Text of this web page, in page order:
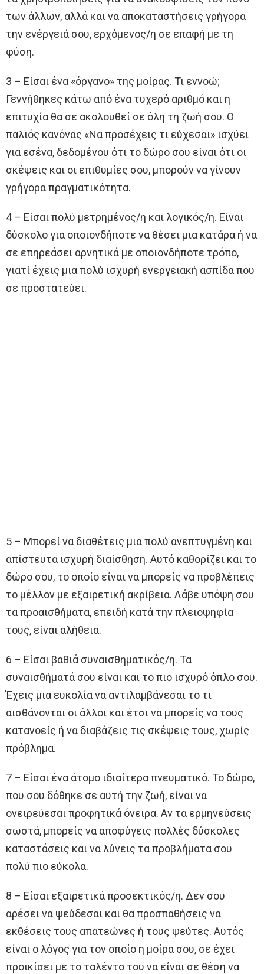
των άλλων, αλλά και να αποκαταστήσεις γρήγορα
την ενέργειά σου, ερχόμενος/η σε επαφή με τη
φύση.
3 – Είσαι ένα «όργανο» της μοίρας. Τι εννοώ;
Γεννήθηκες κάτω από ένα τυχερό αριθμό και η
επιτυχία θα σε ακολουθεί σε όλη τη ζωή σου. Ο
παλιός κανόνας «Να προσέχεις τι εύχεσαι» ισχύει
για εσένα, δεδομένου ότι το δώρο σου είναι ότι οι
σκέψεις και οι επιθυμίες σου, μπορούν να γίνουν
γρήγορα πραγματικότητα.
4 – Είσαι πολύ μετρημένος/η και λογικός/η. Είναι
δύσκολο για οποιονδήποτε να θέσει μια κατάρα ή να
σε επηρεάσει αρνητικά με οποιονδήποτε τρόπο,
γιατί έχεις μια πολύ ισχυρή ενεργειακή ασπίδα που
σε προστατεύει.
5 – Μπορεί να διαθέτεις μια πολύ ανεπτυγμένη και
απίστευτα ισχυρή διαίσθηση. Αυτό καθορίζει και το
δώρο σου, το οποίο είναι να μπορείς να προβλέπεις
το μέλλον με εξαιρετική ακρίβεια. Λάβε υπόψη σου
τα προαισθήματα, επειδή κατά την πλειοψηφία
τους, είναι αλήθεια.
6 – Είσαι βαθιά συναισθηματικός/η. Τα
συναισθήματά σου είναι και το πιο ισχυρό όπλο σου.
Έχεις μια ευκολία να αντιλαμβάνεσαι το τι
αισθάνονται οι άλλοι και έτσι να μπορείς να τους
κατανοείς ή να διαβάζεις τις σκέψεις τους, χωρίς
πρόβλημα.
7 – Είσαι ένα άτομο ιδιαίτερα πνευματικό. Το δώρο,
που σου δόθηκε σε αυτή την ζωή, είναι να
ονειρεύεσαι προφητικά όνειρα. Αν τα ερμηνεύσεις
σωστά, μπορείς να αποφύγεις πολλές δύσκολες
καταστάσεις και να λύνεις τα προβλήματα σου
πολύ πιο εύκολα.
8 – Είσαι εξαιρετικά προσεκτικός/η. Δεν σου
αρέσει να ψεύδεσαι και θα προσπαθήσεις να
εκθέσεις τους απατεώνες ή τους ψεύτες. Αυτός
είναι ο λόγος για τον οποίο η μοίρα σου, σε έχει
προικίσει με το ταλέντο του να είναι σε θέση να